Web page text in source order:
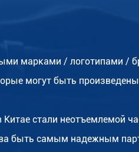
марками / логотипами /
могут быть
стали неотъемлемой
быть самым надежным